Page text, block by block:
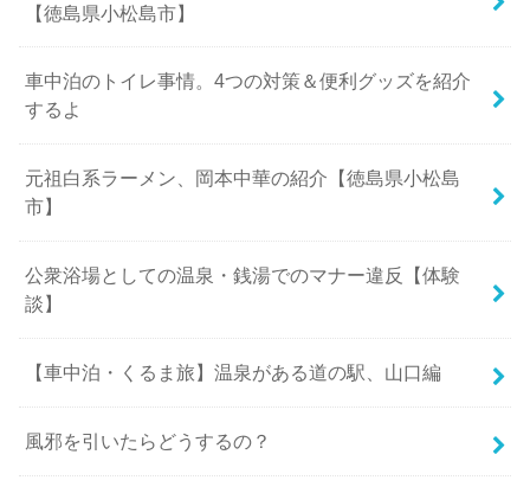
【徳島県小松島市】
車中泊のトイレ事情。4つの対策＆便利グッズを紹介
するよ
元祖白系ラーメン、岡本中華の紹介【徳島県小松島
市】
公衆浴場としての温泉・銭湯でのマナー違反【体験
談】
【車中泊・くるま旅】温泉がある道の駅、山口編
風邪を引いたらどうするの？